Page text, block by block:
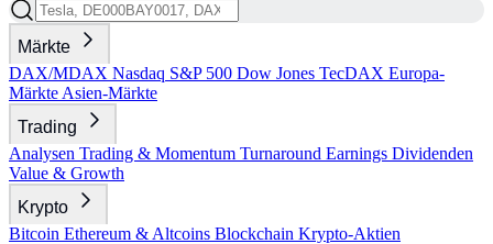
Märkte
DAX/MDAX Nasdaq S&P 500 Dow Jones TecDAX Europa-
Märkte Asien-Märkte
Trading
Analysen Trading & Momentum Turnaround Earnings Dividenden
Value & Growth
Krypto
Bitcoin Ethereum & Altcoins Blockchain Krypto-Aktien